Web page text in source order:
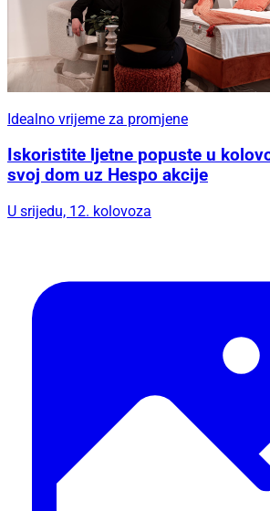
Idealno vrijeme za promjene
Iskoristite ljetne popuste u
svoj dom uz Hespo akcije
U srijedu, 12. kolovoza